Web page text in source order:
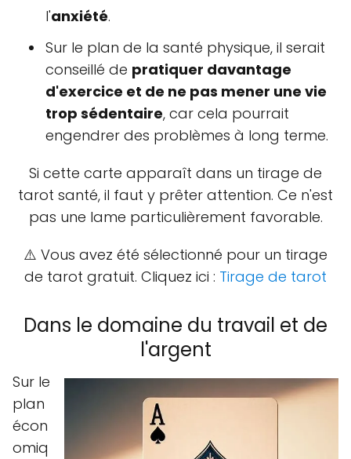
l'anxiété.
Sur le plan de la santé physique, il serait
conseillé de pratiquer davantage
d'exercice et de ne pas mener une vie
trop sédentaire, car cela pourrait
engendrer des problèmes à long terme.
Si cette carte apparaît dans un tirage de
tarot santé, il faut y prêter attention. Ce n'est
pas une lame particulièrement favorable.
⚠️ Vous avez été sélectionné pour un tirage
de tarot gratuit. Cliquez ici : Tirage de tarot
Dans le domaine du travail et de
l'argent
Sur le
plan
écon
omiq